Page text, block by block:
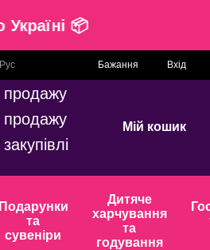
по Україні 📦
Рус Бажання Вхід
продажу
продажу
Мій кошик
Подарунки
та
сувеніри
Дитяче
харчування
та
годування